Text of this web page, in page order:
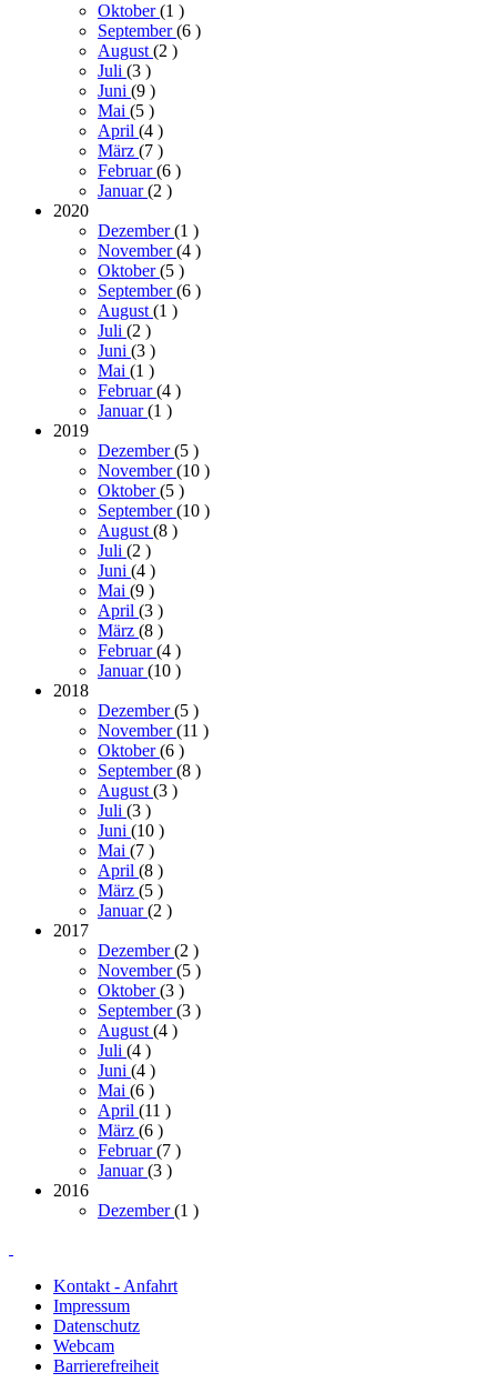
Oktober(1 )
September(6 )
August(2 )
Juli (3 )
Juni (9 )
Mai (5 )
April (4 )
März (7 )
Februar(6 )
Januar(2 )
2020
Dezember(1 )
November(4 )
Oktober(5 )
September(6 )
August(1 )
Juli (2 )
Juni (3 )
Mai (1 )
Februar(4 )
Januar(1 )
2019
Dezember(5 )
November(10 )
Oktober(5 )
September(10 )
August(8 )
Juli (2 )
Juni (4 )
Mai (9 )
April (3 )
März (8 )
Februar(4 )
Januar(10 )
2018
Dezember(5 )
November(11 )
Oktober(6 )
September(8 )
August(3 )
Juli (3 )
Juni (10 )
Mai (7 )
April (8 )
März (5 )
Januar(2 )
2017
Dezember(2 )
November(5 )
Oktober(3 )
September(3 )
August(4 )
Juli (4 )
Juni (4 )
Mai (6 )
April (11 )
März (6 )
Februar(7 )
Januar(3 )
2016
Dezember(1 )
Kontakt - Anfahrt
Impressum
Datenschutz
Webcam
Barrierefreiheit